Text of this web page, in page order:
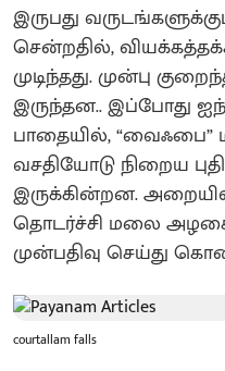
இருபது
சென்றதில்,
முடிந்தது. முன்பு
இருந்தன.. இப்போது
பாதையில், “வைஃபை”
வசதியோடு நிறைய
இருக்கின்றன.
தொடர்ச்சி மலை அழகை
முன்பதிவு செய்து
courtallam falls